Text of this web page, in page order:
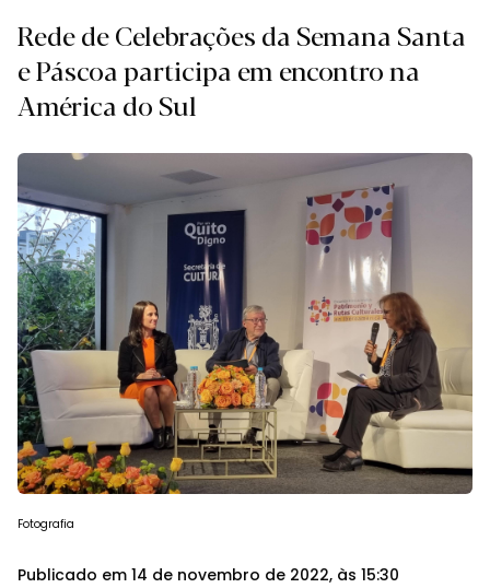
Rede de Celebrações da Semana Santa
e Páscoa participa em encontro na
América do Sul
Fotografia
Publicado em 14 de novembro de 2022, às 15:30